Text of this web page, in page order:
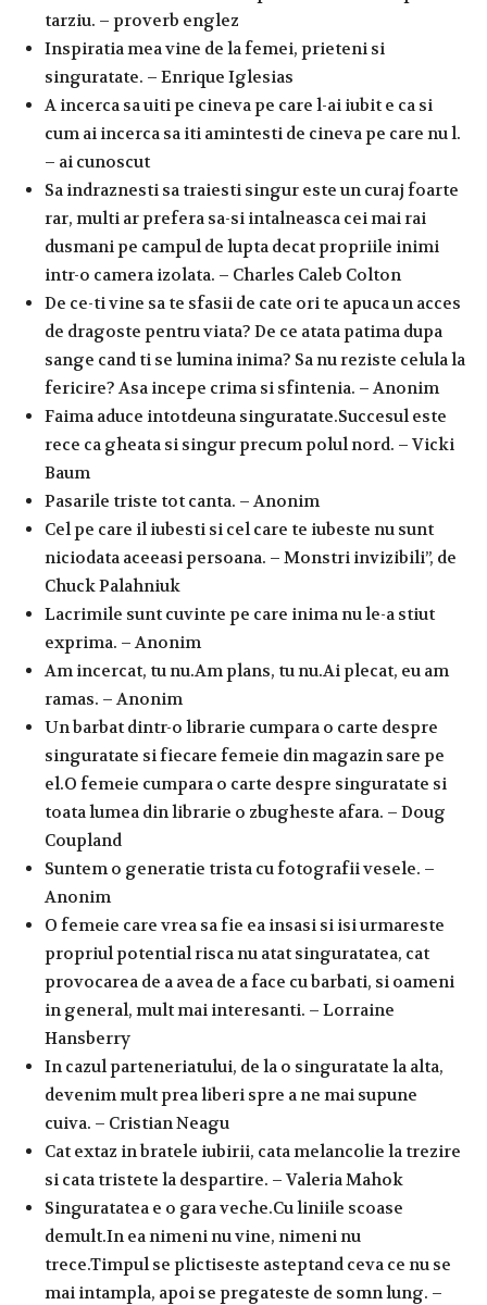
tarziu. – proverb englez
Inspiratia mea vine de la femei, prieteni si
singuratate. – Enrique Iglesias
A incerca sa uiti pe cineva pe care l-ai iubit e ca si
cum ai incerca sa iti amintesti de cineva pe care nu l.
– ai cunoscut
Sa indraznesti sa traiesti singur este un curaj foarte
rar, multi ar prefera sa-si intalneasca cei mai rai
dusmani pe campul de lupta decat propriile inimi
intr-o camera izolata. – Charles Caleb Colton
De ce-ti vine sa te sfasii de cate ori te apuca un acces
de dragoste pentru viata? De ce atata patima dupa
sange cand ti se lumina inima? Sa nu reziste celula la
fericire? Asa incepe crima si sfintenia. – Anonim
Faima aduce intotdeuna singuratate.Succesul este
rece ca gheata si singur precum polul nord. – Vicki
Baum
Pasarile triste tot canta. – Anonim
Cel pe care il iubesti si cel care te iubeste nu sunt
niciodata aceeasi persoana. – Monstri invizibili”, de
Chuck Palahniuk
Lacrimile sunt cuvinte pe care inima nu le-a stiut
exprima. – Anonim
Am incercat, tu nu.Am plans, tu nu.Ai plecat, eu am
ramas. – Anonim
Un barbat dintr-o librarie cumpara o carte despre
singuratate si fiecare femeie din magazin sare pe
el.O femeie cumpara o carte despre singuratate si
toata lumea din librarie o zbugheste afara. – Doug
Coupland
Suntem o generatie trista cu fotografii vesele. –
Anonim
O femeie care vrea sa fie ea insasi si isi urmareste
propriul potential risca nu atat singuratatea, cat
provocarea de a avea de a face cu barbati, si oameni
in general, mult mai interesanti. – Lorraine
Hansberry
In cazul parteneriatului, de la o singuratate la alta,
devenim mult prea liberi spre a ne mai supune
cuiva. – Cristian Neagu
Cat extaz in bratele iubirii, cata melancolie la trezire
si cata tristete la despartire. – Valeria Mahok
Singuratatea e o gara veche.Cu liniile scoase
demult.In ea nimeni nu vine, nimeni nu
trece.Timpul se plictiseste asteptand ceva ce nu se
mai intampla, apoi se pregateste de somn lung. –